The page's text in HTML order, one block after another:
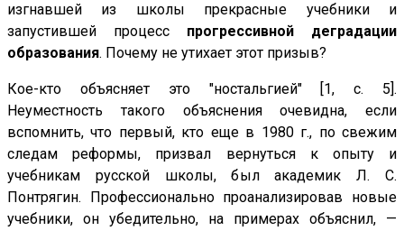
изгнавшей из школы прекрасные учебники и
запустившей процесс прогрессивной деградации
образования. Почему не утихает этот призыв?
Кое-кто объясняет это "ностальгией" [1, с. 5].
Неуместность такого объяснения очевидна, если
вспомнить, что первый, кто еще в 1980 г., по свежим
следам реформы, призвал вернуться к опыту и
учебникам русской школы, был академик Л. С.
Понтрягин. Профессионально проанализировав новые
учебники, он убедительно, на примерах объяснил, —